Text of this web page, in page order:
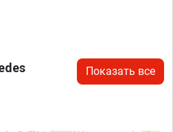
Показать все